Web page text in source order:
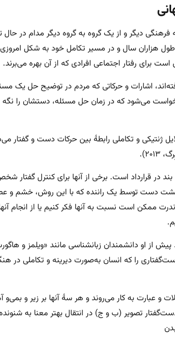
دیگر و از یک گروه به گروه دیگر مدام در
هزاران سال و در مسیر تکامل خود به شکل
برای رفتار اجتماعی افرادی که از آن بهره می‌برند.
اشارات و حرکاتی که مردم در توضیح حل یک
می‌شود که در زمان حل مسئله، دستشان را نگه
ژنتیکی و تکاملی رابطهٔ بین حرکات دست و
قرارداد است. برخی از آنها برای کنترل گفتار
دست توسط یک راننده که با این روش، خشم و
است نسبت به آنها فکر کنیم یا از انجام آنها
را که انسان به‌صورت دیرینه و تکاملی در
عبارت به کار می‌روند و هر سهٔ آنها بر زیر و بمی‌و
تصویر (ب و ج) در انتقال بهتر معنا به